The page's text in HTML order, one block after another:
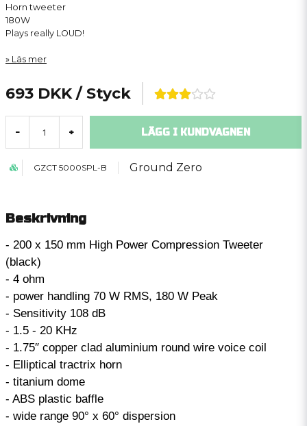
Horn tweeter
180W
Plays really LOUD!
Läs mer
693 DKK / Styck
- + LÄGG I KUNDVAGNEN
GZCT 5000SPL-B Ground Zero
Beskrivning
- 200 x 150 mm High Power Compression Tweeter
(black)
- 4 ohm
- power handling 70 W RMS, 180 W Peak
- Sensitivity 108 dB
- 1.5 - 20 KHz
- 1.75″ copper clad aluminium round wire voice coil
- Elliptical tractrix horn
- titanium dome
- ABS plastic baffle
- wide range 90° x 60° dispersion